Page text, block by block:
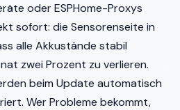
oder ESPHome-Proxys
sofort: die Sensorenseite in
alle Akkustände stabil
zwei Prozent zu verlieren.
beim Update automatisch
Wer Probleme bekommt,